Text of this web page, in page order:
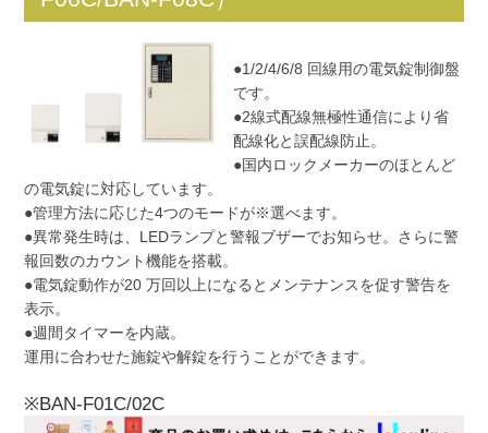
●1/2/4/6/8 回線用の電気錠制御盤
です。
●2線式配線無極性通信により省
配線化と誤配線防止。
●国内ロックメーカーのほとんど
の電気錠に対応しています。
●管理方法に応じた4つのモードが※選べます。
●異常発生時は、LEDランプと警報ブザーでお知らせ。さらに警
報回数のカウント機能を搭載。
●電気錠動作が20 万回以上になるとメンテナンスを促す警告を
表示。
●週間タイマーを内蔵。
運用に合わせた施錠や解錠を行うことができます。
※BAN-F01C/02C